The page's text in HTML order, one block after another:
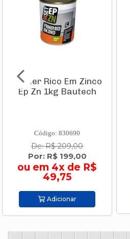
Primer Rico Em Zinco
Ep Zn 1kg Bautech
Código: 830690
De: R$ 209,00
Por: R$ 199,00
ou em 4x de R$
49,75
Adicionar